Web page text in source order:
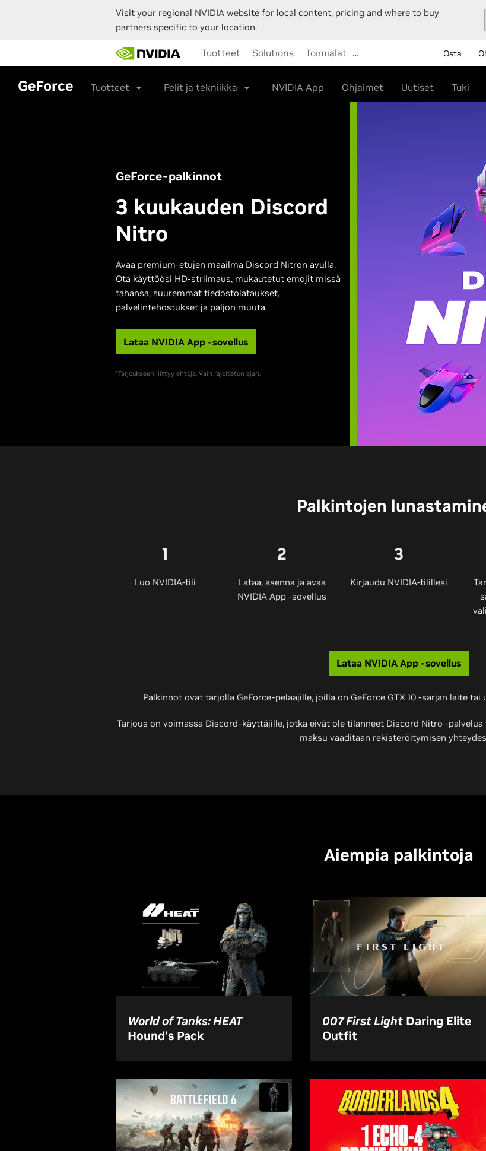
Visit your regional NVIDIA website for local content, pricing and where to buy
partners specific to your location.
main
content
Tuotteet Solutions Toimialat … Osta
GeForce Tuotteet Pelit ja tekniikka NVIDIA App Ohjaimet Uutiset Tuki
GeForce-palkinnot
3 kuukauden Discord
Nitro
Avaa premium-etujen maailma Discord Nitron avulla.
Ota käyttöösi HD-striimaus, mukautetut emojit missä
tahansa, suuremmat tiedostolataukset,
palvelintehostukset ja paljon muuta.
Lataa NVIDIA App -sovellus
*Tarjoukseen liittyy ehtoja. Vain rajoitetun ajan.
Palkintojen
1
Luo NVIDIA-tili
2
Lataa, asenna ja avaa
NVIDIA App -sovellus
3
Kirjaudu NVIDIA-tilillesi
Lataa NVIDIA App -sovellus
Palkinnot ovat tarjolla GeForce-pelaajille, joilla on GeForce GTX 10 -sarjan laite
Tarjous on voimassa Discord-käyttäjille, jotka eivät ole tilanneet Discord Nitro -palvelua
maksu vaaditaan rekisteröitymisen
Aiempia palkintoja
World of Tanks: HEAT
Hound’s Pack
007 First Light Daring Elite
Outfit